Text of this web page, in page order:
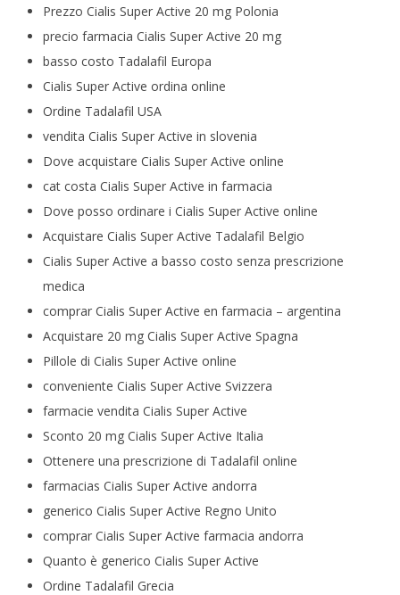
Prezzo Cialis Super Active 20 mg Polonia
precio farmacia Cialis Super Active 20 mg
basso costo Tadalafil Europa
Cialis Super Active ordina online
Ordine Tadalafil USA
vendita Cialis Super Active in slovenia
Dove acquistare Cialis Super Active online
cat costa Cialis Super Active in farmacia
Dove posso ordinare i Cialis Super Active online
Acquistare Cialis Super Active Tadalafil Belgio
Cialis Super Active a basso costo senza prescrizione
medica
comprar Cialis Super Active en farmacia – argentina
Acquistare 20 mg Cialis Super Active Spagna
Pillole di Cialis Super Active online
conveniente Cialis Super Active Svizzera
farmacie vendita Cialis Super Active
Sconto 20 mg Cialis Super Active Italia
Ottenere una prescrizione di Tadalafil online
farmacias Cialis Super Active andorra
generico Cialis Super Active Regno Unito
comprar Cialis Super Active farmacia andorra
Quanto è generico Cialis Super Active
Ordine Tadalafil Grecia